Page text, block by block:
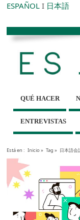
ESPAÑOL I 日本語
QUÉ HACER
ENTREVISTAS
Está en : Inicio» Tag » 日本語会